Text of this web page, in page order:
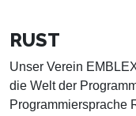
RUST
Unser Verein
die Welt der
Programmiersprache